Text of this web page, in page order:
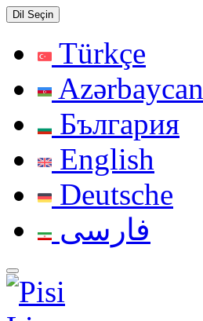
Dil Seçin
Türkçe
Azərbaycan
България
English
Deutsche
فارسی